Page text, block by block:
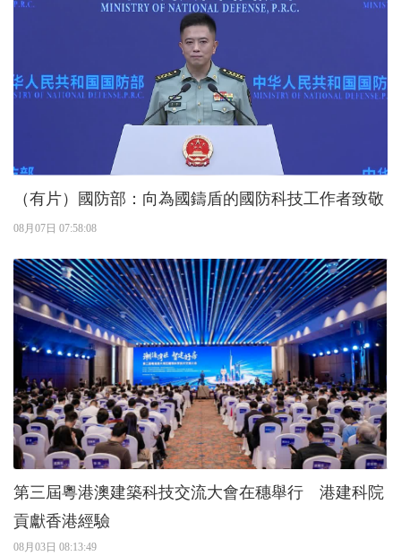
（有片）國防部：向為國鑄盾的國防科技工作者致敬
08月07日 07:58:08
第三屆粵港澳建築科技交流大會在穗舉行 港建科院
貢獻香港經驗
08月03日 08:13:49